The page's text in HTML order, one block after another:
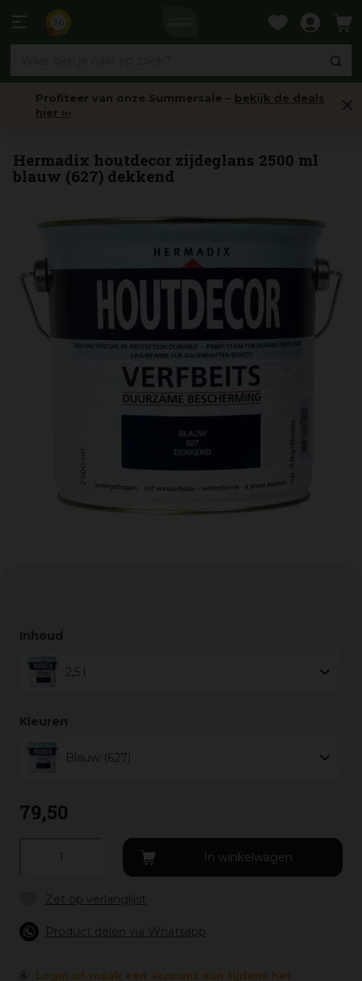
naar
Profiteer van onze Summersale – bekijk de deals
hier ›››
Hermadix houtdecor zijdeglans 2500 ml
blauw (627) dekkend
Inhoud
2,5 l
Kleuren
Blauw (627)
79,50
Product delen via Whatsapp
Login of maak een account aan tijdens het